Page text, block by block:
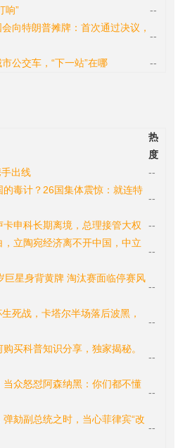
响” --
向特朗普摊牌：首次通过决议，
--
公交车，“下一站”在哪 --
热
度
出线 --
毒计？26国集体震惊：就连特
--
申科长期离境，总理接管大权 --
立陶宛经济离不开中国，中立
--
巨星身背黄牌 淘汰赛面临停赛风
--
死战，卡塔尔半场落后波黑，
--
买科普知识分享，独家揭秘。
--
众怒怼阿森纳黑：你们都不懂
--
劾副总统之时，当心菲律宾“改
--